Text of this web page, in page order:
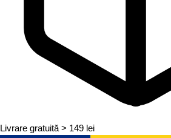
Livrare gratuită > 149 lei